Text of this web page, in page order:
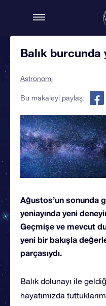
Balık
Astronomi
Bu makaleyi paylaş:
Ağustos’un sonunda
yeniayında yeni
Geçmişe ve mevcut
yeni bir bakışla
parçasıydı.
Balık dolunayı ile
hayatımızda